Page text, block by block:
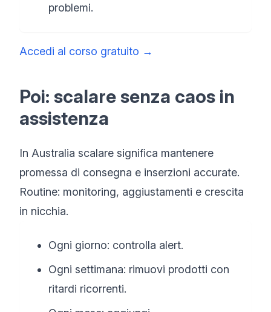
problemi.
Accedi al corso gratuito →
Poi: scalare senza caos in
assistenza
In Australia scalare significa mantenere
promessa di consegna e inserzioni accurate.
Routine: monitoring, aggiustamenti e crescita
in nicchia.
Ogni giorno: controlla alert.
Ogni settimana: rimuovi prodotti con
ritardi ricorrenti.